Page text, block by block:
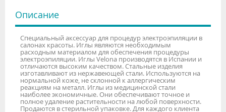
Описание
Специальный аксессуар для процедур электроэпиляции в
салонах красоты. Иглы являются необходимым
расходным материалом для обеспечения процедуры
электроэпиляции. Иглы Velona производятся в Испании и
отличаются высоким качеством. Стальные изделия
изготавливают из нержавеющей стали. Используются на
нормальной коже, не склонной к аллергическим
реакциям на металл. Иглы из медицинской стали
наиболее экономичные. Они обеспечивают точное и
полное удаление растительности на любой поверхности.
Продаются в стерильной упаковке. Для каждого клиента